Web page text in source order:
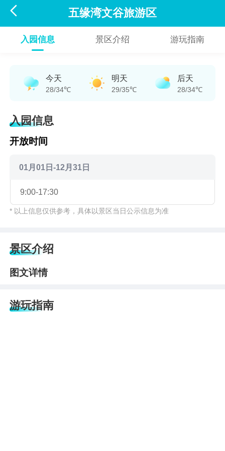
 五缘湾文谷旅游区
入园信息 景区介绍 游玩指南
今天
28/34℃
明天
29/35℃
后天
28/34℃
入园信息
开放时间
01月01日-12月31日
9:00-17:30
* 以上信息仅供参考，具体以景区当日公示信息为准
景区介绍
图文详情
游玩指南